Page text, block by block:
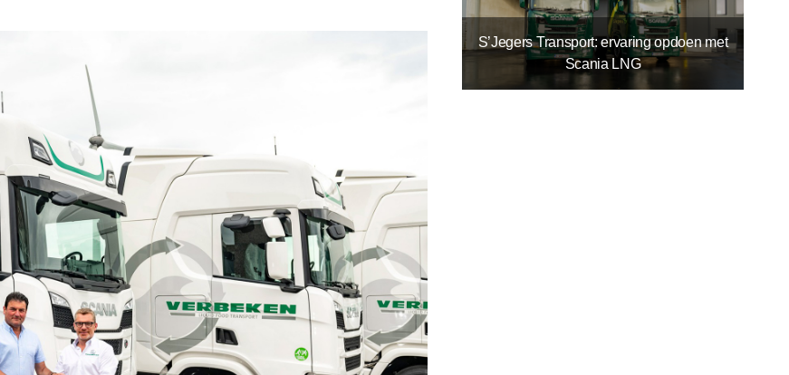
S’Jegers Transport: ervaring opdoen met
Scania LNG